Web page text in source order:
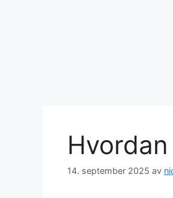
14. september 2025 av